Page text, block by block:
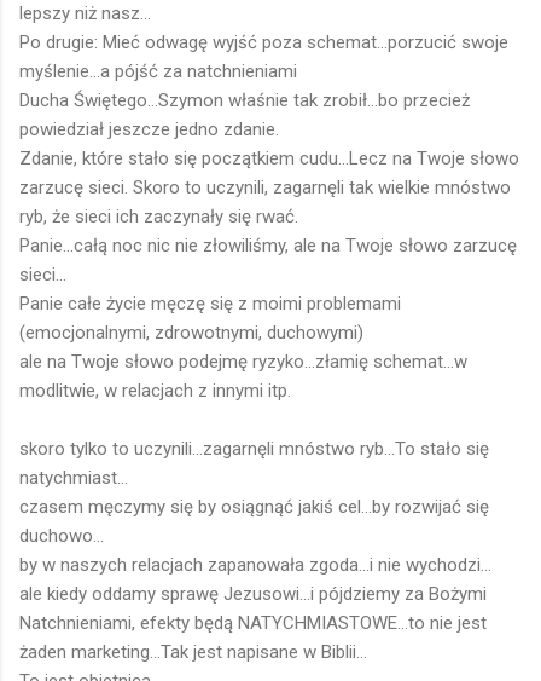
lepszy niż nasz...
Po drugie: Mieć odwagę wyjść poza schemat...porzucić swoje
myślenie...a pójść za natchnieniami
Ducha Świętego...Szymon właśnie tak zrobił...bo przecież
powiedział jeszcze jedno zdanie.
Zdanie, które stało się początkiem cudu...Lecz na Twoje słowo
zarzucę sieci. Skoro to uczynili, zagarnęli tak wielkie mnóstwo
ryb, że sieci ich zaczynały się rwać.
Panie...całą noc nic nie złowiliśmy, ale na Twoje słowo zarzucę
sieci...
Panie całe życie męczę się z moimi problemami
(emocjonalnymi, zdrowotnymi, duchowymi)
ale na Twoje słowo podejmę ryzyko...złamię schemat...w
modlitwie, w relacjach z innymi itp.
skoro tylko to uczynili...zagarnęli mnóstwo ryb...To stało się
natychmiast...
czasem męczymy się by osiągnąć jakiś cel...by rozwijać się
duchowo...
by w naszych relacjach zapanowała zgoda...i nie wychodzi...
ale kiedy oddamy sprawę Jezusowi...i pójdziemy za Bożymi
Natchnieniami, efekty będą NATYCHMIASTOWE...to nie jest
żaden marketing...Tak jest napisane w Biblii...